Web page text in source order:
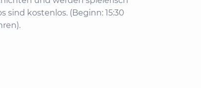
kostenlos. (Beginn: 15:30